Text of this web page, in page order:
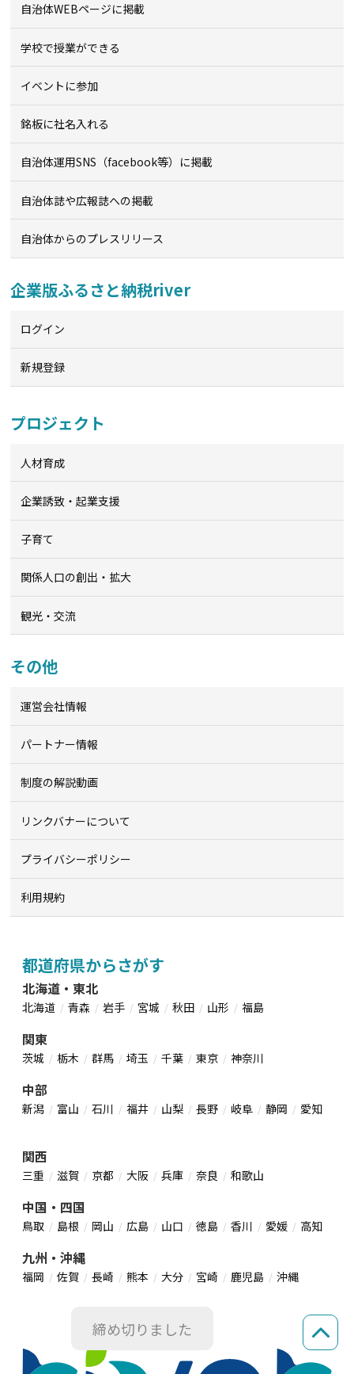
締め切りました
自治体WEBページに掲載
学校で授業ができる
イベントに参加
銘板に社名入れる
自治体運用SNS（facebook等）に掲載
自治体誌や広報誌への掲載
自治体からのプレスリリース
企業版ふるさと納税river
ログイン
新規登録
プロジェクト
人材育成
企業誘致・起業支援
子育て
関係人口の創出・拡大
観光・交流
その他
運営会社情報
パートナー情報
制度の解説動画
リンクバナーについて
プライバシーポリシー
利用規約
都道府県からさがす
北海道・東北
北海道 青森 岩手 宮城 秋田 山形 福島
関東
茨城 栃木 群馬 埼玉 千葉 東京 神奈川
中部
新潟 富山 石川 福井 山梨 長野 岐阜 静岡 愛知
関西
三重 滋賀 京都 大阪 兵庫 奈良 和歌山
中国・四国
鳥取 島根 岡山 広島 山口 徳島 香川 愛媛 高知
九州・沖縄
福岡 佐賀 長崎 熊本 大分 宮崎 鹿児島 沖縄
powered by